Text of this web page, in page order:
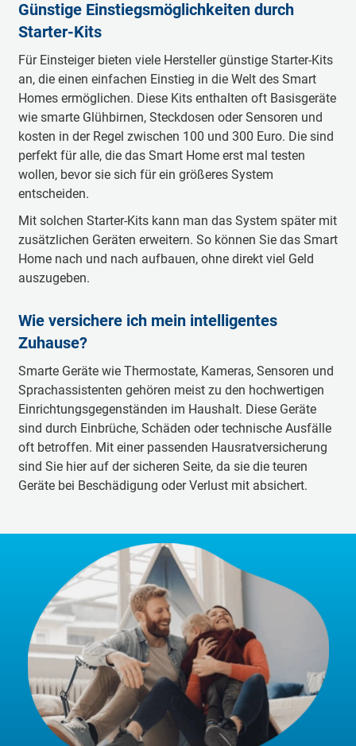
Günstige Einstiegsmöglichkeiten durch
Starter-Kits
Für Einsteiger bieten viele Hersteller günstige Starter-Kits
an, die einen einfachen Einstieg in die Welt des Smart
Homes ermöglichen. Diese Kits enthalten oft Basisgeräte
wie smarte Glühbirnen, Steckdosen oder Sensoren und
kosten in der Regel zwischen 100 und 300 Euro. Die sind
perfekt für alle, die das Smart Home erst mal testen
wollen, bevor sie sich für ein größeres System
entscheiden.
Mit solchen Starter-Kits kann man das System später mit
zusätzlichen Geräten erweitern. So können Sie das Smart
Home nach und nach aufbauen, ohne direkt viel Geld
auszugeben.
Wie versichere ich mein intelligentes
Zuhause?
Smarte Geräte wie Thermostate, Kameras, Sensoren und
Sprachassistenten gehören meist zu den hochwertigen
Einrichtungsgegenständen im Haushalt. Diese Geräte
sind durch Einbrüche, Schäden oder technische Ausfälle
oft betroffen. Mit einer passenden Hausratversicherung
sind Sie hier auf der sicheren Seite, da sie die teuren
Geräte bei Beschädigung oder Verlust mit absichert.